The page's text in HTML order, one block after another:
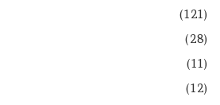
(121)
(28)
(11)
(12)